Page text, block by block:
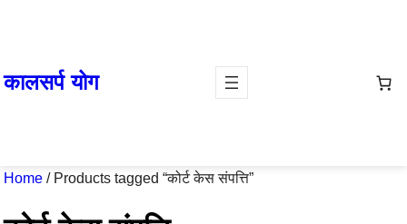
कालसर्प योग
Home / Products tagged “कोर्ट केस संपत्ति”